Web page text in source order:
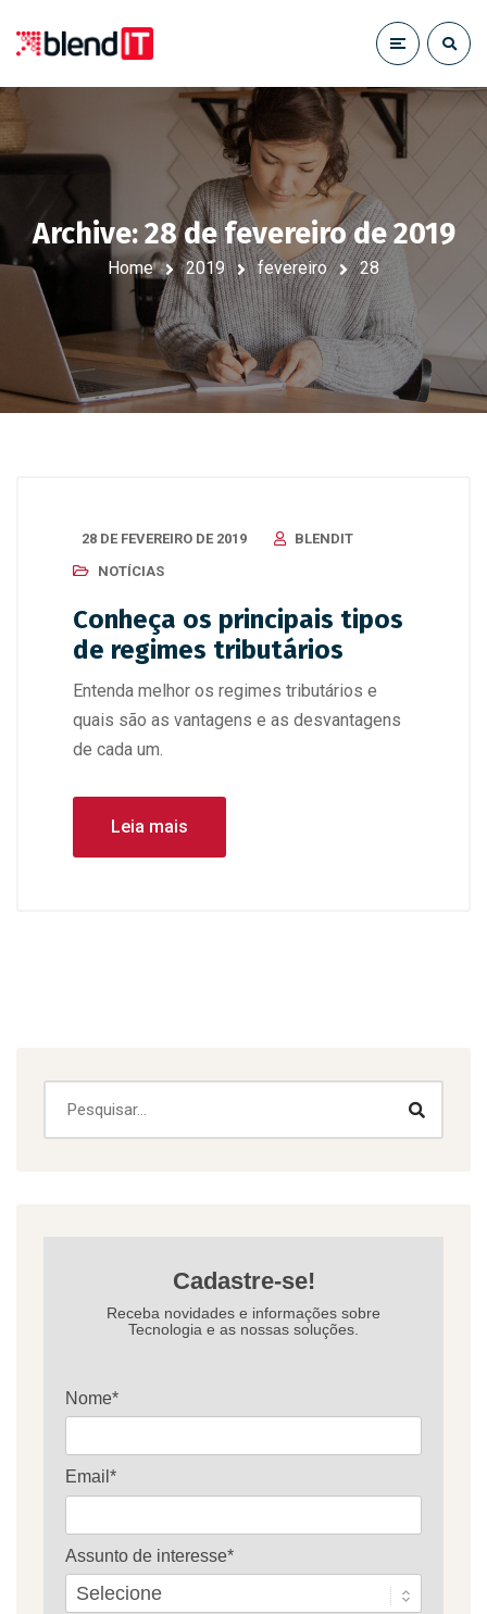
Archive: 28 de fevereiro de 2019
Home 2019 fevereiro 28
28 DE FEVEREIRO DE 2019
BLENDIT
NOTÍCIAS
Conheça os principais tipos
de regimes tributários
Entenda melhor os regimes tributários e
quais são as vantagens e as desvantagens
de cada um.
Leia mais
Cadastre-se!
Receba novidades e informações sobre
Tecnologia e as nossas soluções.
Nome*
Email*
Assunto de interesse*